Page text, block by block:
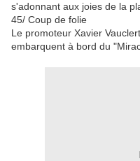
s'adonnant aux joies de la
45/ Coup de folie
Le promoteur Xavier
embarquent à bord du